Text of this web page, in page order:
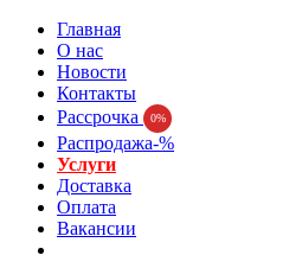
Главная
О нас
Новости
Контакты
Рассрочка
0%
Распродажа-%
Услуги
Доставка
Оплата
Вакансии